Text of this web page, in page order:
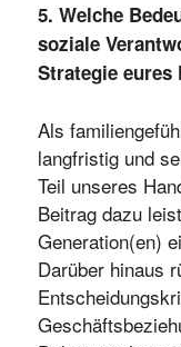
5. Welche
soziale
Strategie eures
Als
langfristig und
Teil unseres
Beitrag dazu
Generation(en)
Darüber hinaus